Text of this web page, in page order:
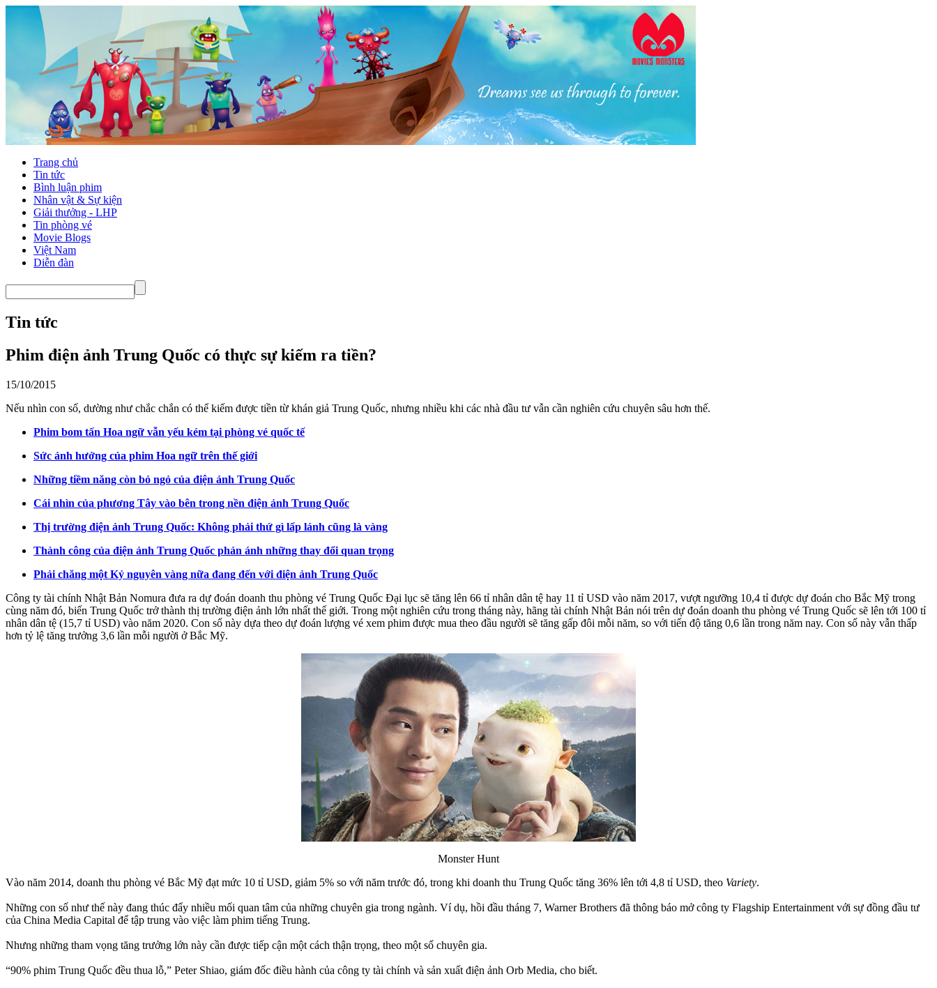
Trang chủ
Tin tức
Bình luận phim
Nhân vật & Sự kiện
Giải thưởng - LHP
Tin phòng vé
Movie Blogs
Việt Nam
Diễn đàn
Tin tức
Phim điện ảnh Trung Quốc có thực sự kiếm ra tiền?
15/10/2015
Nếu nhìn con số, dường như chắc chắn có thể kiếm được tiền từ khán giả Trung Quốc, nhưng nhiều khi các nhà đầu tư vẫn cần nghiên cứu chuyên sâu hơn thế.
Phim bom tấn Hoa ngữ vẫn yếu kém tại phòng vé quốc tế
Sức ảnh hưởng của phim Hoa ngữ trên thế giới
Những tiềm năng còn bỏ ngỏ của điện ảnh Trung Quốc
Cái nhìn của phương Tây vào bên trong nền điện ảnh Trung Quốc
Thị trường điện ảnh Trung Quốc: Không phải thứ gì lấp lánh cũng là vàng
Thành công của điện ảnh Trung Quốc phản ánh những thay đổi quan trọng
Phải chăng một Kỷ nguyên vàng nữa đang đến với điện ảnh Trung Quốc
Công ty tài chính Nhật Bản Nomura đưa ra dự đoán doanh thu phòng vé Trung Quốc Đại lục sẽ tăng lên 66 tỉ nhân dân tệ hay 11 tỉ USD vào năm 2017, vượt ngưỡng 10,4 tỉ được dự đoán cho Bắc Mỹ trong
cùng năm đó, biến Trung Quốc trở thành thị trường điện ảnh lớn nhất thế giới. Trong một nghiên cứu trong tháng này, hãng tài chính Nhật Bản nói trên dự đoán doanh thu phòng vé Trung Quốc sẽ lên tới 100 tỉ
nhân dân tệ (15,7 tỉ USD) vào năm 2020. Con số này dựa theo dự đoán lượng vé xem phim được mua theo đầu người sẽ tăng gấp đôi mỗi năm, so với tiến độ tăng 0,6 lần trong năm nay. Con số này vẫn thấp
hơn tỷ lệ tăng trưởng 3,6 lần mỗi người ở Bắc Mỹ.
Monster Hunt
Vào năm 2014, doanh thu phòng vé Bắc Mỹ đạt mức 10 tỉ USD, giảm 5% so với năm trước đó, trong khi doanh thu Trung Quốc tăng 36% lên tới 4,8 tỉ USD, theo Variety.
Những con số như thế này đang thúc đẩy nhiều mối quan tâm của những chuyên gia trong ngành. Ví dụ, hồi đầu tháng 7, Warner Brothers đã thông báo mở công ty Flagship Entertainment với sự đồng đầu tư
của China Media Capital để tập trung vào việc làm phim tiếng Trung.
Nhưng những tham vọng tăng trưởng lớn này cần được tiếp cận một cách thận trọng, theo một số chuyên gia.
“90% phim Trung Quốc đều thua lỗ,” Peter Shiao, giám đốc điều hành của công ty tài chính và sản xuất điện ảnh Orb Media, cho biết.